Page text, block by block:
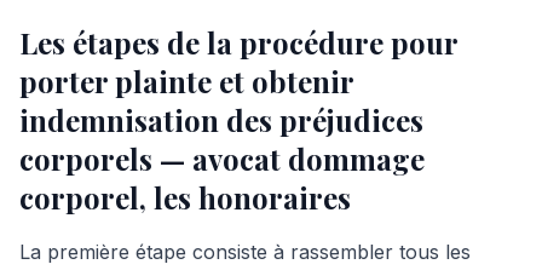
Les étapes de la procédure pour
porter plainte et obtenir
indemnisation des préjudices
corporels — avocat dommage
corporel, les honoraires
La première étape consiste à rassembler tous les